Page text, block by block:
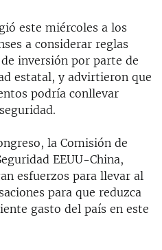
este miércoles a los
a considerar reglas
inversión por parte de
estatal, y advirtieron que
podría conllevar
la Comisión de
EEUU-China,
esfuerzos para llevar al
para que reduzca
gasto del país en este